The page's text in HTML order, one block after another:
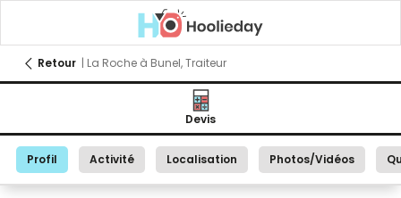
Retour | La Roche à Bunel, Traiteur
Devis
Profil Activité Localisation Photos/Vidéos